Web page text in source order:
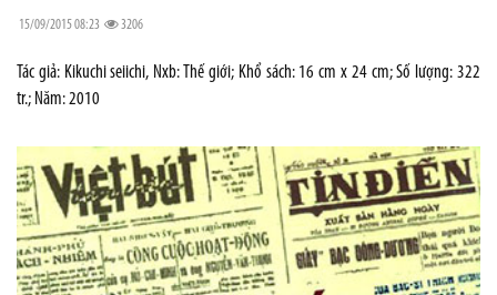
15/09/2015 08:23 3206
Tác giả: Kikuchi seiichi, Nxb: Thế giới; Khổ sách: 16 cm x 24 cm; Số lượng: 322
tr.; Năm: 2010